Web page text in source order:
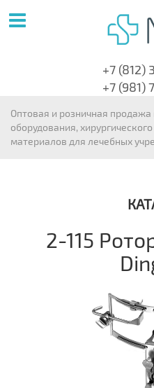
+7 (812)
+7 (981)
Оптовая и розничная
оборудования,
материалов для лечебных
2-115